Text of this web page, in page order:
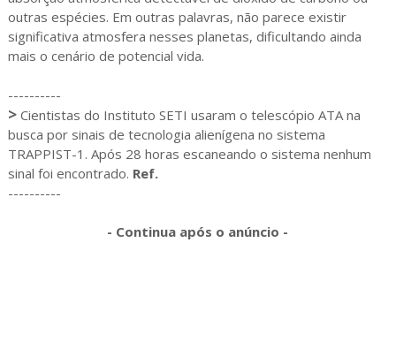
outras espécies. Em outras palavras, não parece existir
significativa atmosfera nesses planetas, dificultando ainda
mais o cenário de potencial vida.
----------
>Cientistas do Instituto SETI usaram o telescópio ATA na
busca por sinais de tecnologia alienígena no sistema
TRAPPIST-1. Após 28 horas escaneando o sistema nenhum
sinal foi encontrado. Ref.
----------
- Continua após o anúncio -